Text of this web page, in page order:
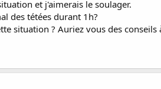
et j'aimerais le soulager.
des tétées durant 1h?
situation ? Auriez vous des